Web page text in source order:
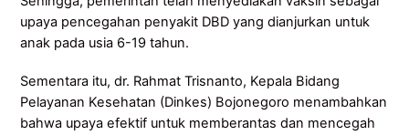
upaya pencegahan penyakit DBD yang dianjurkan untuk
anak pada usia 6-19 tahun.
Sementara itu, dr. Rahmat Trisnanto, Kepala Bidang
Pelayanan Kesehatan (Dinkes) Bojonegoro menambahkan
bahwa upaya efektif untuk memberantas dan mencegah